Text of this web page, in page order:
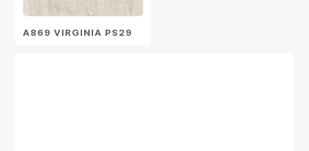
A869 VIRGINIA PS29